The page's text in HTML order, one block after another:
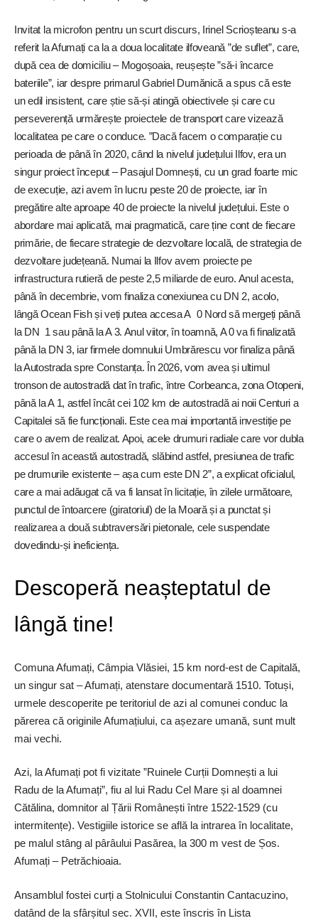
Invitat la microfon pentru un scurt discurs, Irinel Scrioșteanu s-a
referit la Afumați ca la a doua localitate ilfoveană ”de suflet”, care,
după cea de domiciliu – Mogoșoaia, reușește ”să-i încarce
bateriile”, iar despre primarul Gabriel Dumănică a spus că este
un edil insistent, care știe să-și atingă obiectivele și care cu
perseverență urmărește proiectele de transport care vizează
localitatea pe care o conduce. ”Dacă facem o comparație cu
perioada de până în 2020, când la nivelul județului Ilfov, era un
singur proiect început – Pasajul Domnești, cu un grad foarte mic
de execuție, azi avem în lucru peste 20 de proiecte, iar în
pregătire alte aproape 40 de proiecte la nivelul județului. Este o
abordare mai aplicată, mai pragmatică, care ține cont de fiecare
primărie, de fiecare strategie de dezvoltare locală, de strategia de
dezvoltare județeană. Numai la Ilfov avem proiecte pe
infrastructura rutieră de peste 2,5 miliarde de euro. Anul acesta,
până în decembrie, vom finaliza conexiunea cu DN 2, acolo,
lângă Ocean Fish și veți putea accesa A 0 Nord să mergeți până
la DN 1 sau până la A 3. Anul viitor, în toamnă, A 0 va fi finalizată
până la DN 3, iar firmele domnului Umbrărescu vor finaliza până
la Autostrada spre Constanța. În 2026, vom avea și ultimul
tronson de autostradă dat în trafic, între Corbeanca, zona Otopeni,
până la A 1, astfel încât cei 102 km de autostradă ai noii Centuri a
Capitalei să fie funcționali. Este cea mai importantă investiție pe
care o avem de realizat. Apoi, acele drumuri radiale care vor dubla
accesul în această autostradă, slăbind astfel, presiunea de trafic
pe drumurile existente – așa cum este DN 2”, a explicat oficialul,
care a mai adăugat că va fi lansat în licitație, în zilele următoare,
punctul de întoarcere (giratoriul) de la Moară și a punctat și
realizarea a două subtraversări pietonale, cele suspendate
dovedindu-și ineficiența.
Descoperă neașteptatul de
lângă tine!
Comuna Afumați, Câmpia Vlăsiei, 15 km nord-est de Capitală,
un singur sat – Afumați, atenstare documentară 1510. Totuși,
urmele descoperite pe teritoriul de azi al comunei conduc la
părerea că originile Afumațiului, ca așezare umană, sunt mult
mai vechi.
Azi, la Afumați pot fi vizitate ”Ruinele Curții Domnești a lui
Radu de la Afumați”, fiu al lui Radu Cel Mare și al doamnei
Cătălina, domnitor al Țării Românești între 1522-1529 (cu
intermitențe). Vestigiile istorice se află la intrarea în localitate,
pe malul stâng al pârâului Pasărea, la 300 m vest de Șos.
Afumați – Petrăchioaia.
Ansamblul fostei curți a Stolnicului Constantin Cantacuzino,
datând de la sfârșitul sec. XVII, este înscris în Lista